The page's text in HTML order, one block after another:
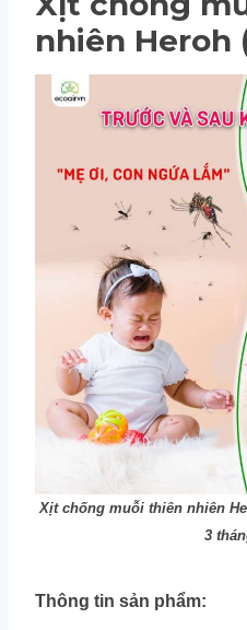
nhiên Heroh
Xịt chống muỗi thiên nhiên
3
Thông tin sản phẩm: